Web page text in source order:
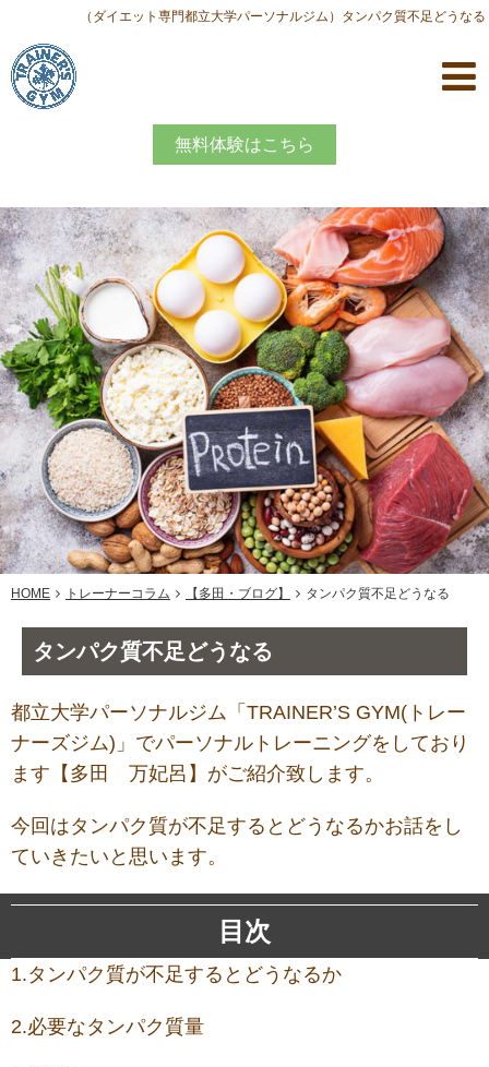
（ダイエット専門都立大学パーソナルジム）タンパク質不足どうなる
無料体験はこちら
HOME トレーナーコラム 【多田・ブログ】 タンパク質不足どうなる
タンパク質不足どうなる
都立大学パーソナルジム「TRAINER’S GYM(トレー
ナーズジム)」でパーソナルトレーニングをしており
ます【多田 万妃呂】がご紹介致します。
今回はタンパク質が不足するとどうなるかお話をし
ていきたいと思います。
目次
1.タンパク質が不足するとどうなるか
2.必要なタンパク質量